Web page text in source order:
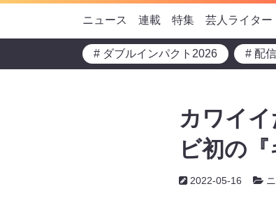
ニュース 連載 特集 芸人ライター
# ダブルインパクト2026 # 配
カワイ
ビ初の
2022-05-16